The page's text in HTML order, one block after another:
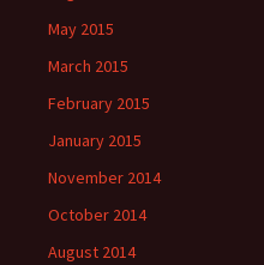
May 2015
March 2015
February 2015
January 2015
November 2014
October 2014
August 2014